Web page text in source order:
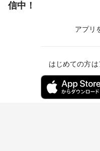
信中！
アプリ
はじめての方は